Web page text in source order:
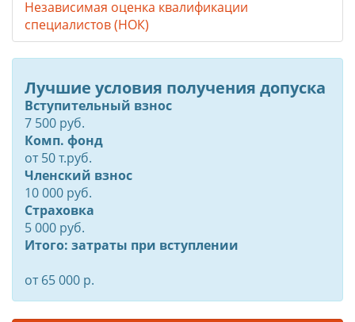
Независимая оценка квалификации
специалистов (НОК)
Лучшие условия получения допуска
Вступительный взнос
7 500 руб.
Комп. фонд
от50т.руб.
Членский взнос
10 000 руб.
Страховка
5 000 руб.
Итого: затраты при вступлении
от 65 000 р.